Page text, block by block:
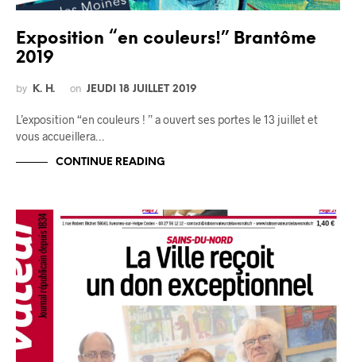
Exposition “en couleurs!” Brantôme
2019
by K. H. on JEUDI 18 JUILLET 2019
L’exposition “en couleurs ! ” a ouvert ses portes le 13 juillet et
vous accueillera…
CONTINUE READING